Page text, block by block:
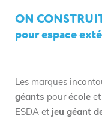
ON
pour espace
Les marques
géants pour école et
ESDA et jeu géant